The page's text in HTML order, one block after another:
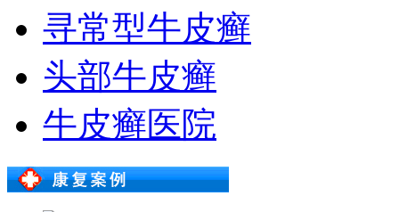
寻常型牛皮癣
头部牛皮癣
牛皮癣医院